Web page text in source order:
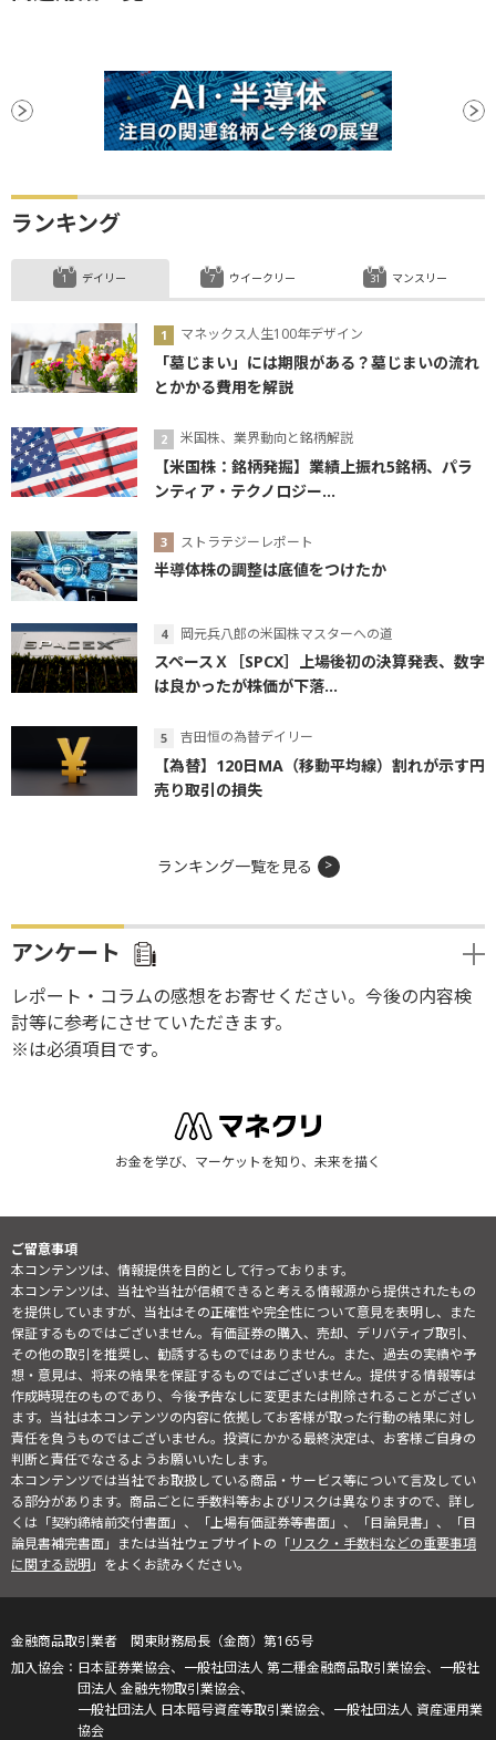
ランキング
デイリー
マネックス人生100年デザイン
「墓じまい」には期限がある？墓じまいの流れ
とかかる費用を解説
米国株、業界動向と銘柄解説
【米国株：銘柄発掘】業績上振れ5銘柄、パラ
ンティア・テクノロジー...
ストラテジーレポート
半導体株の調整は底値をつけたか
岡元兵八郎の米国株マスターへの道
スペースＸ［SPCX］上場後初の決算発表、数字
は良かったが株価が下落...
吉田恒の為替デイリー
【為替】120日MA（移動平均線）割れが示す円
売り取引の損失
ウイークリー マンスリー
ランキング一覧を見る
アンケート
レポート・コラムの感想をお寄せください。今後の内容検
討等に参考にさせていただきます。
※は必須項目です。
お金を学び、マーケットを知り、未来を描く
ご留意事項
本コンテンツは、情報提供を目的として行っております。
本コンテンツは、当社や当社が信頼できると考える情報源から提供されたもの
を提供していますが、当社はその正確性や完全性について意見を表明し、また
保証するものではございません。有価証券の購入、売却、デリバティブ取引、
その他の取引を推奨し、勧誘するものではありません。また、過去の実績や予
想・意見は、将来の結果を保証するものではございません。提供する情報等は
作成時現在のものであり、今後予告なしに変更または削除されることがござい
ます。当社は本コンテンツの内容に依拠してお客様が取った行動の結果に対し
責任を負うものではございません。投資にかかる最終決定は、お客様ご自身の
判断と責任でなさるようお願いいたします。
本コンテンツでは当社でお取扱している商品・サービス等について言及してい
る部分があります。商品ごとに手数料等およびリスクは異なりますので、詳し
くは「契約締結前交付書面」、「上場有価証券等書面」、「目論見書」、「目
論見書補完書面」または当社ウェブサイトの「リスク・手数料などの重要事項
に関する説明」をよくお読みください。
金融商品取引業者 関東財務局長（金商）第165号
日本証券業協会、一般社団法人 第二種金融商品取引業協会、一般社
団法人 金融先物取引業協会、
一般社団法人 日本暗号資産等取引業協会、一般社団法人 資産運用業
協会